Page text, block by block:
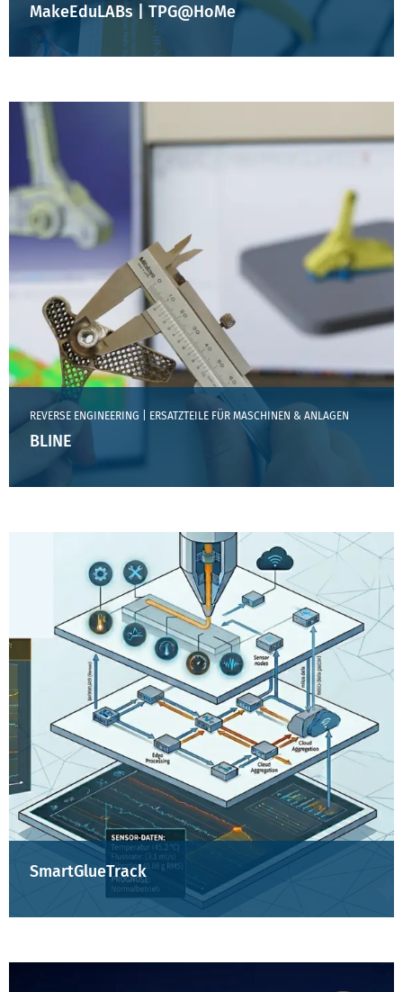
MakeEduLABs | TPG@HoMe
REVERSE ENGINEERING | ERSATZTEILE FÜR MASCHINEN & ANLAGEN
BLINE
SmartGlueTrack